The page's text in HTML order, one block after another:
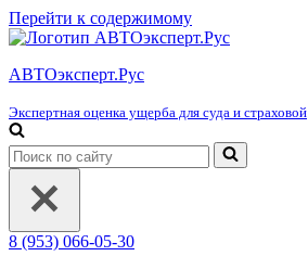
Перейти к содержимому
АВТОэксперт.Рус
Экспертная оценка ущерба для суда и страховой
Искать...
8 (953) 066-05-30